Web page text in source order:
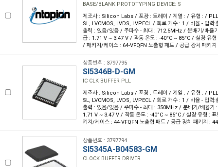
BASE/BLANK PROTOTYPING DEVICE: S
제조사 : Silicon Labs / 포장 : 트레이 / 계열 : / 유형 : /
SL, LVCMOS, LVDS, LVPECL / 회로 개수 : 1 / 비율 - 입력:
출력 : 있음/있음 / 주파수 - 최대 : 712.5MHz / 분배기/배율
급 : 1.71 V ~ 3.47 V / 작동 온도 : -40°C ~ 85°C / 실장 유
/ 패키지/케이스 : 64-VFQFN 노출형 패드 / 공급 장치 패키
상품번호 : 3797795
SI5346B-D-GM
IC CLK BUFFER PLL
제조사 : Silicon Labs / 포장 : 트레이 / 계열 : / 유형 : /
SL, LVCMOS, LVDS, LVPECL / 회로 개수 : 1 / 비율 - 입력:
출력 : 있음/있음 / 주파수 - 최대 : 350MHz / 분배기/배율기
1.71 V ~ 3.47 V / 작동 온도 : -40°C ~ 85°C / 실장 유형 :
키지/케이스 : 44-VFQFN 노출형 패드 / 공급 장치 패키지 :
상품번호 : 3797794
SI5345A-B04583-GM
CLOCK BUFFER DRIVER